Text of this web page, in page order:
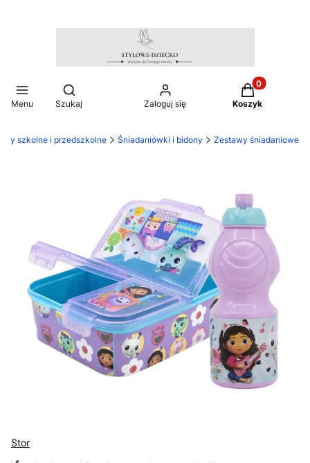
Menu
Otwórz wyszukiwarkę
Szukaj Zaloguj się
Produkty w
Koszyk
szkolne i przedszkolne Śniadaniówki i bidony Zestawy śniadaniowe
Stor